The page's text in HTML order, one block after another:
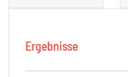
Ergebnisse